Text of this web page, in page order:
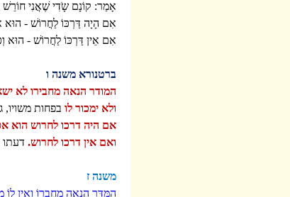
אָמַר: קוֹנָם שָֹדִי שֶׁאֲנִי
אִם הָיָה דַּרְכּוֹ לַחֲרוֹשׁ - הוּא
אִם אֵין דַּרְכּוֹ לַחֲרוֹשׁ - הוּא
ברטנורא משנה ו
המודר הנאה מחבירו לא
ולא ימכור לו בפחות משויו,
אם היה דרכו לחרוש הוא
ואם אין דרכו לחרוש.
משנה ז
הַמֻּדָּר הֲנָאָה מֵחֲבֵרוֹ וְאֵין לוֹ